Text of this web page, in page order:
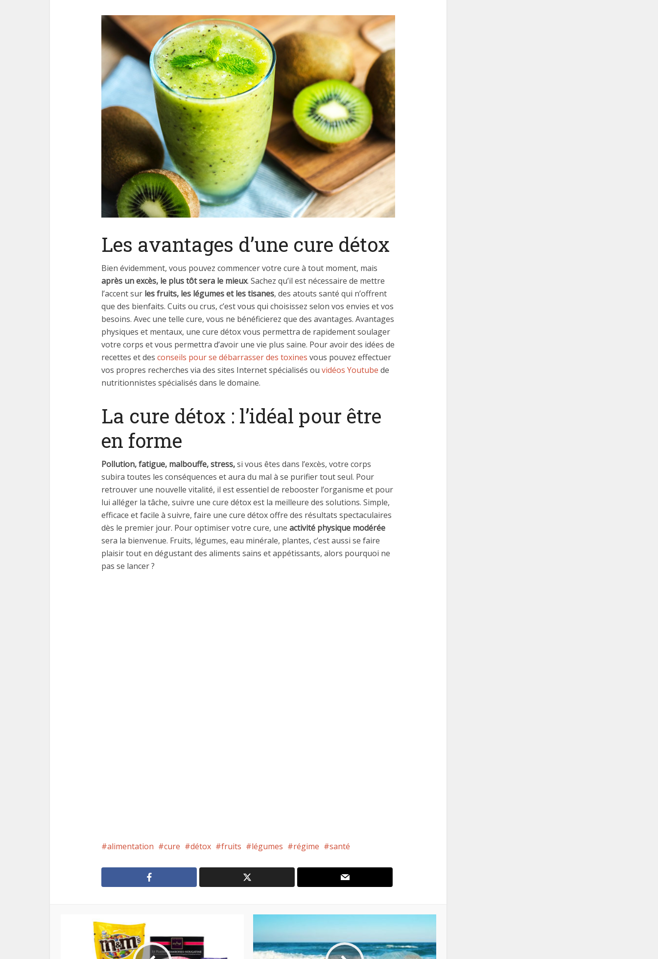
Les avantages d’une cure détox
Bien évidemment, vous pouvez commencer votre cure à tout moment, mais
après un excès, le plus tôt sera le mieux. Sachez qu’il est nécessaire de mettre
l’accent sur les fruits, les légumes et les tisanes, des atouts santé qui n’offrent
que des bienfaits. Cuits ou crus, c’est vous qui choisissez selon vos envies et vos
besoins. Avec une telle cure, vous ne bénéficierez que des avantages. Avantages
physiques et mentaux, une cure détox vous permettra de rapidement soulager
votre corps et vous permettra d’avoir une vie plus saine. Pour avoir des idées de
recettes et des conseils pour se débarrasser des toxines vous pouvez effectuer
vos propres recherches via des sites Internet spécialisés ou vidéos Youtube de
nutritionnistes spécialisés dans le domaine.
La cure détox : l’idéal pour être
en forme
Pollution, fatigue, malbouffe, stress,si vous êtes dans l’excès, votre corps
subira toutes les conséquences et aura du mal à se purifier tout seul. Pour
retrouver une nouvelle vitalité, il est essentiel de rebooster l’organisme et pour
lui alléger la tâche, suivre une cure détox est la meilleure des solutions. Simple,
efficace et facile à suivre, faire une cure détox offre des résultats spectaculaires
dès le premier jour. Pour optimiser votre cure, une activité physique modérée
sera la bienvenue. Fruits, légumes, eau minérale, plantes, c’est aussi se faire
plaisir tout en dégustant des aliments sains et appétissants, alors pourquoi ne
pas se lancer ?
alimentation cure détox fruits légumes régime santé